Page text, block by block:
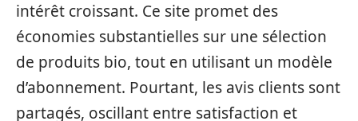
intérêt croissant. Ce site promet des
économies substantielles sur une sélection
de produits bio, tout en utilisant un modèle
d’abonnement. Pourtant, les avis clients sont
partagés, oscillant entre satisfaction et